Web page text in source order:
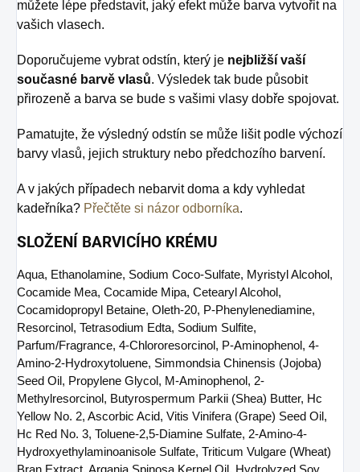
můžete lépe představit, jaký efekt může barva vytvořit na
vašich vlasech.
Doporučujeme vybrat odstín, který je nejbližší vaší
současné barvě vlasů. Výsledek tak bude působit
přirozeně a barva se bude s vašimi vlasy dobře spojovat.
Pamatujte, že výsledný odstín se může lišit podle výchozí
barvy vlasů, jejich struktury nebo předchozího barvení.
A v jakých případech nebarvit doma a kdy vyhledat
kadeřníka? Přečtěte si názor odborníka.
SLOŽENÍ BARVICÍHO KRÉMU
Aqua, Ethanolamine, Sodium Coco-Sulfate, Myristyl Alcohol,
Cocamide Mea, Cocamide Mipa, Cetearyl Alcohol,
Cocamidopropyl Betaine, Oleth-20, P-Phenylenediamine,
Resorcinol, Tetrasodium Edta, Sodium Sulfite,
Parfum/Fragrance, 4-Chlororesorcinol, P-Aminophenol, 4-
Amino-2-Hydroxytoluene, Simmondsia Chinensis (Jojoba)
Seed Oil, Propylene Glycol, M-Aminophenol, 2-
Methylresorcinol, Butyrospermum Parkii (Shea) Butter, Hc
Yellow No. 2, Ascorbic Acid, Vitis Vinifera (Grape) Seed Oil,
Hc Red No. 3, Toluene-2,5-Diamine Sulfate, 2-Amino-4-
Hydroxyethylaminoanisole Sulfate, Triticum Vulgare (Wheat)
Bran Extract, Argania Spinosa Kernel Oil, Hydrolyzed Soy